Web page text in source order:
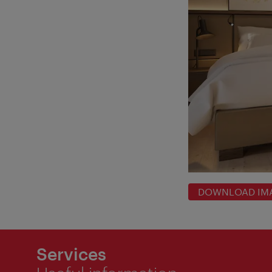
DOWNLOAD
Services